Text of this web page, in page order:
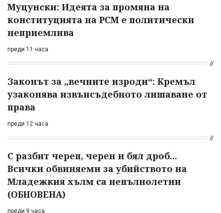
Муцунски: Идеята за промяна на
конституцията на РСМ е политически
неприемлива
преди 11 часа
Законът за „вечните изроди“: Кремъл
узаконява извънсъдебното лишаване от
права
преди 12 часа
С разбит череп, черен и бял дроб...
Всички обвиняеми за убийството на
Младежкия хълм са непълнолетни
(ОБНОВЕНА)
преди 9 часа